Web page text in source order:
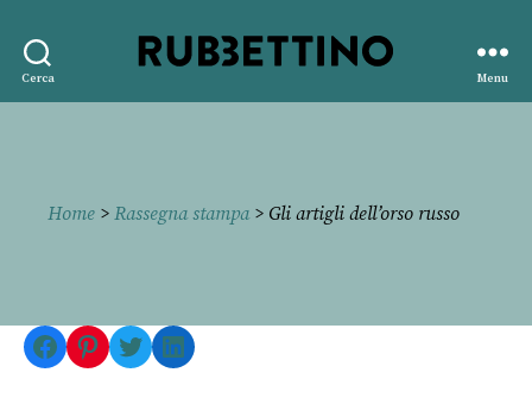
Cerca
editore
Menu
Home > Rassegna stampa> Gli artigli dell’orso russo
Facebook
Pinterest
TwitterLinkedIn